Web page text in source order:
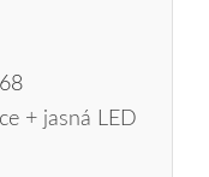
+ jasná LED